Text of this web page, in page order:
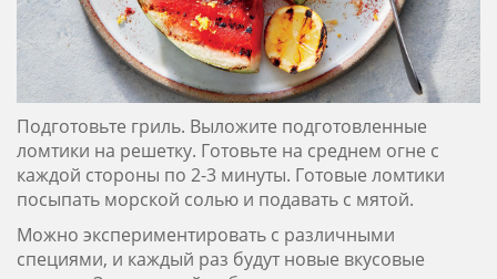
Подготовьте гриль. Выложите подготовленные
ломтики на решетку. Готовьте на среднем огне с
каждой стороны по 2-3 минуты. Готовые ломтики
посыпать морской солью и подавать с мятой.
Можно экспериментировать с различными
специями, и каждый раз будут новые вкусовые